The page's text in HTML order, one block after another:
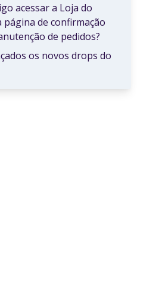
acessar a Loja do
página de confirmação
de pedidos?
os novos drops do